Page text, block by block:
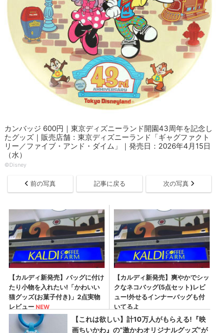
カンバッジ 600円｜東京ディズニーランド開園43周年を記念し
たグッズ｜販売店舗：東京ディズニーランド「ギャグファクト
リー／ファイブ・アンド・ダイム」｜発売日：2026年4月15日
（水）
©Disney
前の写真 記事に戻る 次の写真